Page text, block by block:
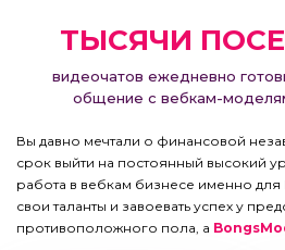
ТЫСЯЧИ
видеочатов ежедневно
общение с вебкам-
Вы давно мечтали о финансовой
срок выйти на постоянный высокий
работа в вебкам бизнесе именно для
свои таланты и завоевать успех у
противоположного пола, а